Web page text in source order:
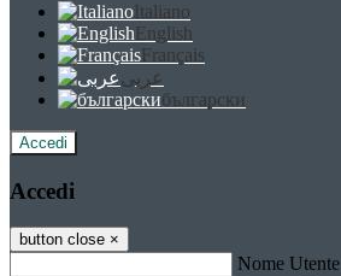
Italiano
English
Français
عربى
български
Accedi
Accedi
button close ×
Nome Utente